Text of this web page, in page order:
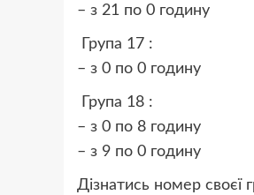
– з 21 по 0 годину
Група 17 :
– з 0 по 0 годину
Група 18 :
– з 0 по 8 годину
– з 9 по 0 годину
Дізнатись номер